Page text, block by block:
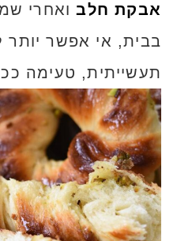
אבקת חלבואחרי
בבית, אי אפשר יותר
תעשייתית, טעימה